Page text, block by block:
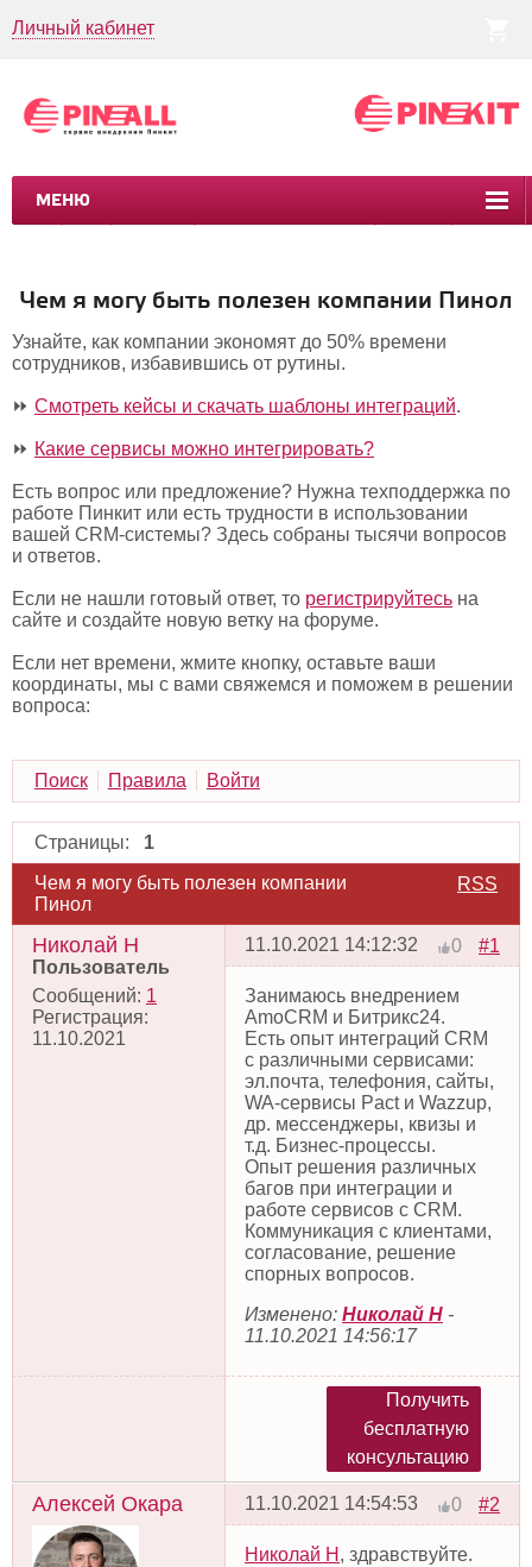
Личный кабинет
МЕНЮ
CRM CMS КЕЙСЫ
Чем я могу быть полезен компании Пинол
Узнайте, как компании экономят до 50% времени
сотрудников, избавившись от рутины.
⏩ Смотреть кейсы и скачать шаблоны интеграций.
⏩ Какие сервисы можно интегрировать?
Есть вопрос или предложение? Нужна техподдержка по
работе Пинкит или есть трудности в использовании
вашей CRM-системы? Здесь собраны тысячи вопросов
и ответов.
Если не нашли готовый ответ, то регистрируйтесь на
сайте и создайте новую ветку на форуме.
Если нет времени, жмите кнопку, оставьте ваши
координаты, мы с вами свяжемся и поможем в решении
вопроса:
Поиск Правила Войти
Страницы: 1
RSS
Чем я могу быть полезен компании
Пинол
Николай Н
Пользователь
Сообщений: 1
Регистрация:
11.10.2021
#1
0
11.10.2021 14:12:32
Занимаюсь внедрением
AmoCRM и Битрикс24.
Есть опыт интеграций CRM
с различными сервисами:
эл.почта, телефония, сайты,
WA-сервисы Pact и Wazzup,
др. мессенджеры, квизы и
т.д. Бизнес-процессы.
Опыт решения различных
багов при интеграции и
работе сервисов с CRM.
Коммуникация с клиентами,
согласование, решение
спорных вопросов.
Изменено: Николай Н -
11.10.2021 14:56:17
Получить
бесплатную
консультацию
Алексей Окара #2
0
11.10.2021 14:54:53
Николай Н , здравствуйте.